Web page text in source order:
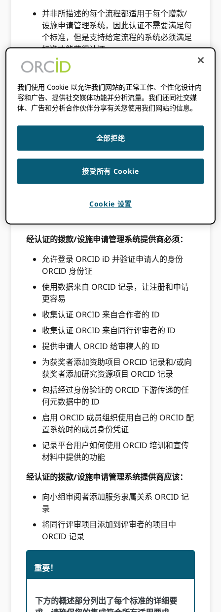
并非所描述的每个流程都适用于每个赠款/
设施申请管理系统，因此认证不需要满足每
个标准，但是支持给定流程的系统必须满足
标准才能获得认证。
这些标准基于对各种学术服务提供商系统使
析，然后进行公众审查和来自 ORCID 社
区。 为了获得最大可能的价值 ORCID 集成
建议所有适用满足标准，而不仅仅是认证
必须满足的标准。
这些标准适用于服务提供商平台提供的功
能。 据了解，并非所有概述的功能都将由每
其具体需求来激活。
经认证的拨款/设施申请管理系统提供商必须：
允许登录 ORCID iD 并验证申请人的身份
ORCID 身份证
使用数据来自 ORCID 记录，让注册和申请
更容易
收集认证 ORCID 来自合作者的 ID
收集认证 ORCID 来自同行评审者的 ID
提供申请人 ORCID 给审稿人的 ID
为获奖者添加资助项目 ORCID 记录和/或向
获奖者添加研究资源项目 ORCID 记录
包括经过身份验证的 ORCID 下游传递的任
何元数据中的 ID
启用 ORCID 成员组织使用自己的 ORCID 配
置系统时的成员身份凭证
记录平台用户如何使用 ORCID 培训和宣传
材料中提供的功能
经认证的拨款/设施申请管理系统提供商应该：
向小组审阅者添加服务隶属关系 ORCID 记
录
将同行评审项目添加到评审者的项目中
ORCID 记录
重要！
下方的概述部分列出了每个标准的详细要
我们使用 Cookie 以允许我们网站的正常工作、个性化设计内
容和广告、提供社交媒体功能并分析流量。我们还同社交媒
体、广告和分析合作伙伴分享有关您使用我们网站的信息。
全部拒绝
接受所有 Cookie
Cookie 设置